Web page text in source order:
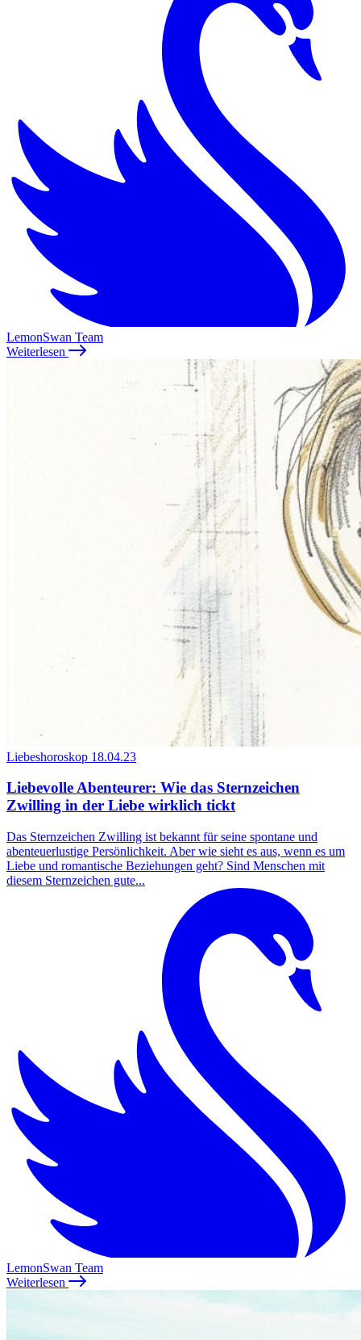
LemonSwan Team
Weiterlesen
Liebeshoroskop 18.04.23
Liebevolle Abenteurer: Wie das Sternzeichen
Zwilling in der Liebe wirklich tickt
Das Sternzeichen Zwilling ist bekannt für seine spontane und
abenteuerlustige Persönlichkeit. Aber wie sieht es aus, wenn es um
Liebe und romantische Beziehungen geht? Sind Menschen mit
diesem Sternzeichen gute...
LemonSwan Team
Weiterlesen